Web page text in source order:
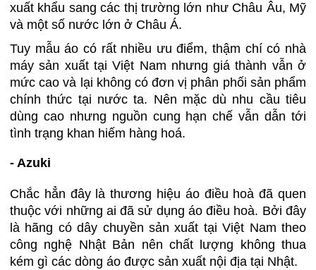
xuất khẩu sang các thị trường lớn như Châu Âu, Mỹ
và một số nước lớn ở Châu Á.
Tuy mẫu áo có rất nhiều ưu điểm, thậm chí có nhà
máy sản xuất tại Việt Nam nhưng giá thành vẫn ở
mức cao và lại không có đơn vị phân phối sản phẩm
chính thức tại nước ta. Nên mặc dù nhu cầu tiêu
dùng cao nhưng nguồn cung hạn chế vẫn dẫn tới
tình trạng khan hiếm hàng hoá.
- Azuki
Chắc hẳn đây là thương hiệu áo điều hoà đã quen
thuộc với những ai đã sử dụng áo điều hoà. Bởi đây
là hãng có dây chuyền sản xuất tại Việt Nam theo
công nghệ Nhật Bản nên chất lượng không thua
kém gì các dòng áo được sản xuất nội địa tại Nhật.